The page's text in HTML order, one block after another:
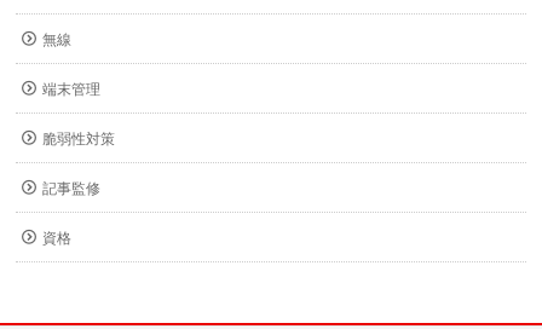
無線
端末管理
脆弱性対策
記事監修
資格